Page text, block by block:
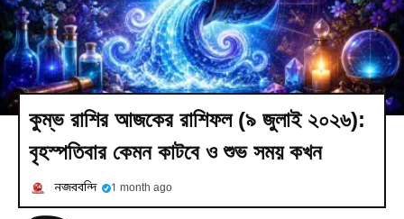
কুম্ভ রাশির আজকের রাশিফল (৯ জুলাই ২০২৬):
বৃহস্পতিবার কেমন কাটবে ও শুভ সময় কখন
নজরবন্দি 1 month ago